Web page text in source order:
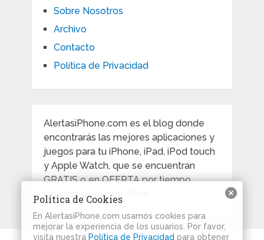
Sobre Nosotros
Archivo
Contacto
Política de Privacidad
AlertasiPhone.com es el blog donde
encontrarás las mejores aplicaciones y
juegos para tu iPhone, iPad, iPod touch
y Apple Watch, que se encuentran
GRATIS o en OFERTA por tiempo
limitado en la App Store.
Política de Cookies
En AlertasiPhone.com usamos cookies para
mejorar la experiencia de los usuarios. Por favor,
visita nuestra Política de Privacidad para obtener